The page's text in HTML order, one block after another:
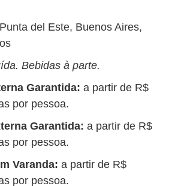
del Este, Buenos Aires,
Bebidas à parte.
Garantida: a partir de R$
por pessoa.
Garantida: a partir de R$
por pessoa.
Varanda: a partir de R$
por pessoa.